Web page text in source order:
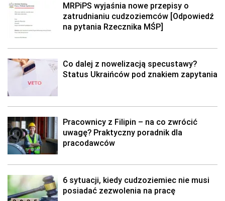
MRPiPS wyjaśnia nowe przepisy o
zatrudnianiu cudzoziemców [Odpowiedź
na pytania Rzecznika MŚP]
Co dalej z nowelizacją specustawy?
Status Ukraińców pod znakiem zapytania
Pracownicy z Filipin – na co zwrócić
uwagę? Praktyczny poradnik dla
pracodawców
6 sytuacji, kiedy cudzoziemiec nie musi
posiadać zezwolenia na pracę